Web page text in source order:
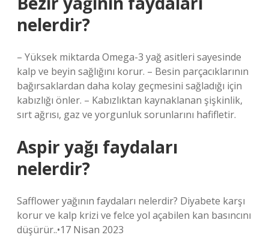
nelerdir?
– Yüksek miktarda Omega-3 yağ asitleri sayesinde
kalp ve beyin sağlığını korur. – Besin parçacıklarının
bağırsaklardan daha kolay geçmesini sağladığı için
kabızlığı önler. – Kabızlıktan kaynaklanan şişkinlik,
sırt ağrısı, gaz ve yorgunluk sorunlarını hafifletir.
Aspir yağı faydaları
nelerdir?
Safflower yağının faydaları nelerdir? Diyabete karşı
korur ve kalp krizi ve felce yol açabilen kan basıncını
düşürür..•17 Nisan 2023